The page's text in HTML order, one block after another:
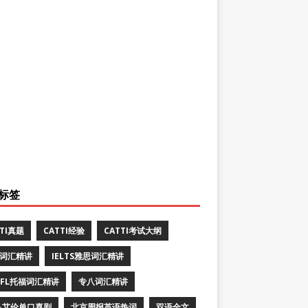
签
真题 CATTI经验 CATTI考试大纲
汇精讲 IELTS雅思词汇精讲
托福词汇精讲 专八词汇精讲